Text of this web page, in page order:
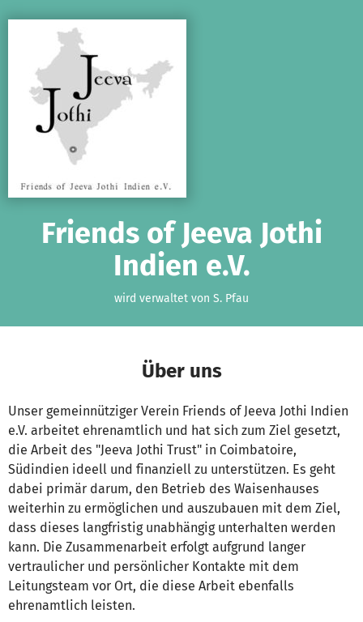
Friends of Jeeva Jothi
Indien e.V.
wird verwaltet von S. Pfau
Über uns
Unser gemeinnütziger Verein Friends of Jeeva Jothi Indien
e.V. arbeitet ehrenamtlich und hat sich zum Ziel gesetzt,
die Arbeit des "Jeeva Jothi Trust" in Coimbatoire,
Südindien ideell und finanziell zu unterstützen. Es geht
dabei primär darum, den Betrieb des Waisenhauses
weiterhin zu ermöglichen und auszubauen mit dem Ziel,
dass dieses langfristig unabhängig unterhalten werden
kann. Die Zusammenarbeit erfolgt aufgrund langer
vertraulicher und persönlicher Kontakte mit dem
Leitungsteam vor Ort, die diese Arbeit ebenfalls
ehrenamtlich leisten.